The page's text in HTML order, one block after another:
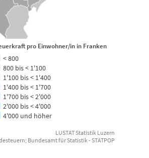
< 800
800 bis < 1'100
1'100 bis < 1'400
1'400 bis < 1'700
1'700 bis < 2'000
2'000 bis < 4'000
4'000 und höher
pro Einwohner/in in Franken
LUSTAT Statistik Luzern
Bundesamt für Statistik - STATPOP